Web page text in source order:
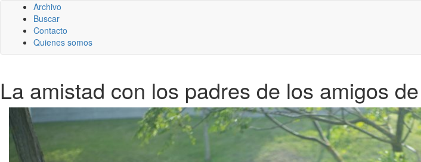
Archivo
Buscar
Contacto
Quienes somos
La amistad con los padres de los amigos